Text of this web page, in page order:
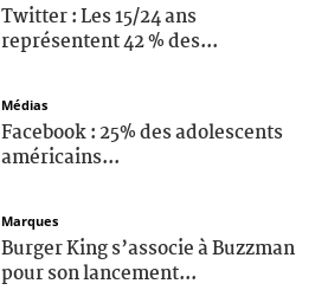
Twitter : Les 15/24 ans
représentent 42 % des...
Médias
Facebook : 25% des adolescents
américains...
Marques
Burger King s’associe à Buzzman
pour son lancement...